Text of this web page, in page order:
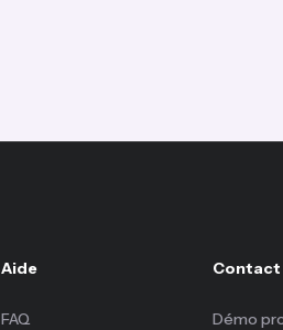
Aide
FAQ
Contact
Démo